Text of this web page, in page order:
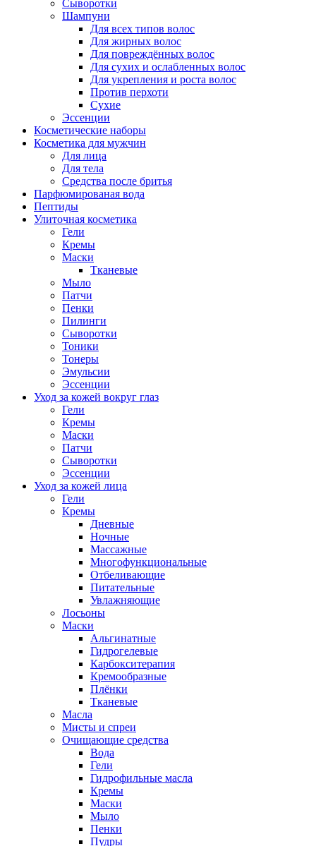
Сыворотки
Шампуни
Для всех типов волос
Для жирных волос
Для повреждённых волос
Для сухих и ослабленных волос
Для укрепления и роста волос
Против перхоти
Сухие
Эссенции
Косметические наборы
Косметика для мужчин
Для лица
Для тела
Средства после бритья
Парфюмированая вода
Пептиды
Улиточная косметика
Гели
Кремы
Маски
Тканевые
Мыло
Патчи
Пенки
Пилинги
Сыворотки
Тоники
Тонеры
Эмульсии
Эссенции
Уход за кожей вокруг глаз
Гели
Кремы
Маски
Патчи
Сыворотки
Эссенции
Уход за кожей лица
Гели
Кремы
Дневные
Ночные
Массажные
Многофункциональные
Отбеливающие
Питательные
Увлажняющие
Лосьоны
Маски
Альгинатные
Гидрогелевые
Карбокситерапия
Кремообразные
Плёнки
Тканевые
Масла
Мисты и спреи
Очищающие средства
Вода
Гели
Гидрофильные масла
Кремы
Маски
Мыло
Пенки
Пудры